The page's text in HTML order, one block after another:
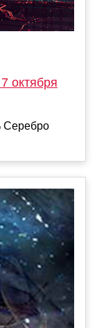
октября
Серебро